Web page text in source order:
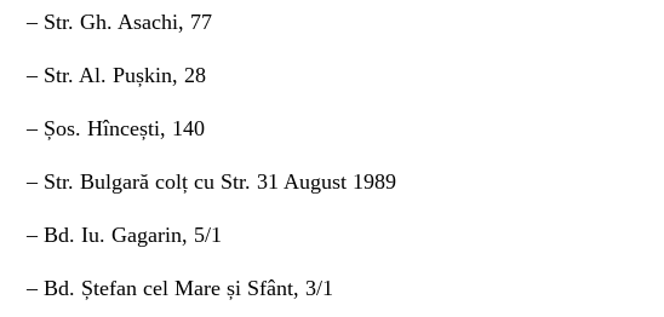
– Str. Gh. Asachi, 77
– Str. Al. Pușkin, 28
– Șos. Hîncești, 140
– Str. Bulgară colț cu Str. 31 August 1989
– Bd. Iu. Gagarin, 5/1
– Bd. Ștefan cel Mare și Sfânt, 3/1